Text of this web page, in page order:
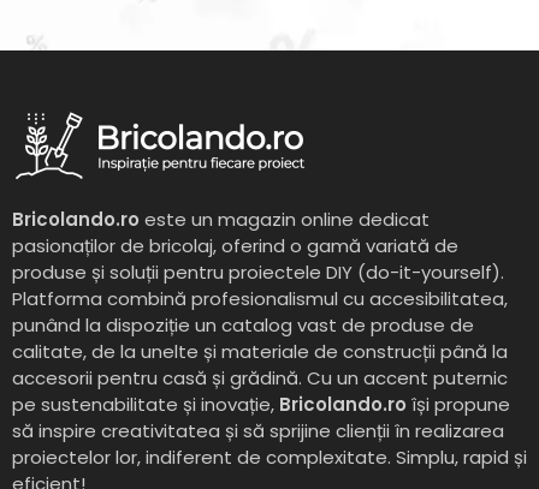
Bricolando.ro este un magazin online dedicat
pasionaților de bricolaj, oferind o gamă variată de
produse și soluții pentru proiectele DIY (do-it-yourself).
Platforma combină profesionalismul cu accesibilitatea,
punând la dispoziție un catalog vast de produse de
calitate, de la unelte și materiale de construcții până la
accesorii pentru casă și grădină. Cu un accent puternic
pe sustenabilitate și inovație, Bricolando.ro își propune
să inspire creativitatea și să sprijine clienții în realizarea
proiectelor lor, indiferent de complexitate. Simplu, rapid și
eficient!